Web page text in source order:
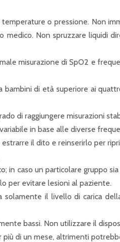
o pressione. Non
Non spruzzare liquidi
misurazione di SpO2 e
di età superiore ai
di raggiungere misurazioni
in base alle diverse
il dito e reinserirlo per
caso un particolare gruppo
per evitare lesioni al paziente.
il livello di carica
bassi. Non utilizzare il
di un mese, altrimenti